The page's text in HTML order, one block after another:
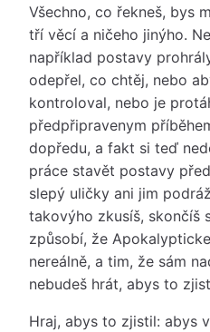
Všechno, co řekneš, bys
tří věcí a ničeho jinýho.
například postavy
odepřel, co chtěj, nebo
kontroloval, nebo je
předpřipravenym
dopředu, a fakt si teď
práce stavět postavy
slepý uličky ani jim
takovýho zkusíš, skončíš
způsobí, že
nereálně, a tim, že sám
nebudeš hrát, abys to
Hraj, abys to zjistil: abys